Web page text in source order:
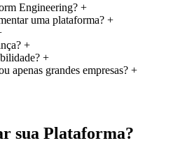
Engineering? +
uma plataforma? +
+
+
apenas grandes empresas? +
sua Plataforma?